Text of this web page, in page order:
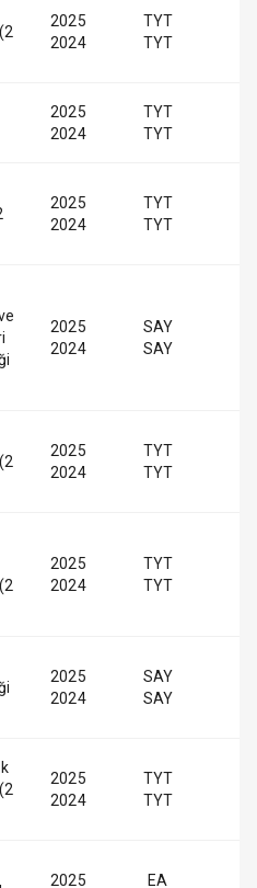
2025
2024
TYT
TYT
2025
2024
TYT
TYT
2025
2024
TYT
TYT
2025
2024
SAY
SAY
2025
2024
TYT
TYT
2025
2024
TYT
TYT
2025
2024
SAY
SAY
2025
2024
TYT
TYT
2025 EA